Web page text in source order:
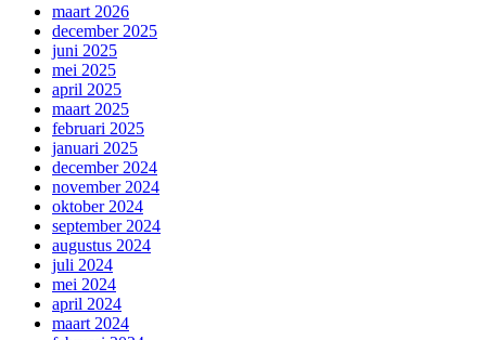
maart 2026
december 2025
juni 2025
mei 2025
april 2025
maart 2025
februari 2025
januari 2025
december 2024
november 2024
oktober 2024
september 2024
augustus 2024
juli 2024
mei 2024
april 2024
maart 2024